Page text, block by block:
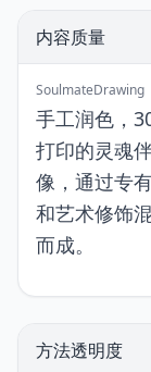
内容质量
SoulmateDrawing
手工润色，
打印的灵魂
像，通过专
和艺术修饰
而成。
方法透明度